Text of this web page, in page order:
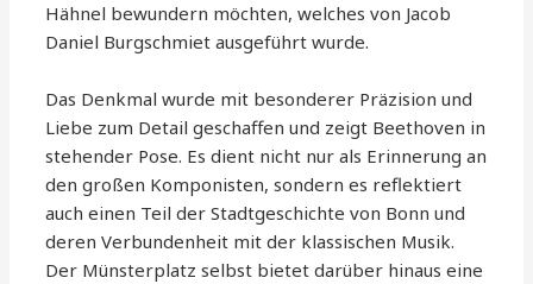
Hähnel bewundern möchten, welches von Jacob
Daniel Burgschmiet ausgeführt wurde.
Das Denkmal wurde mit besonderer Präzision und
Liebe zum Detail geschaffen und zeigt Beethoven in
stehender Pose. Es dient nicht nur als Erinnerung an
den großen Komponisten, sondern es reflektiert
auch einen Teil der Stadtgeschichte von Bonn und
deren Verbundenheit mit der klassischen Musik.
Der Münsterplatz selbst bietet darüber hinaus eine